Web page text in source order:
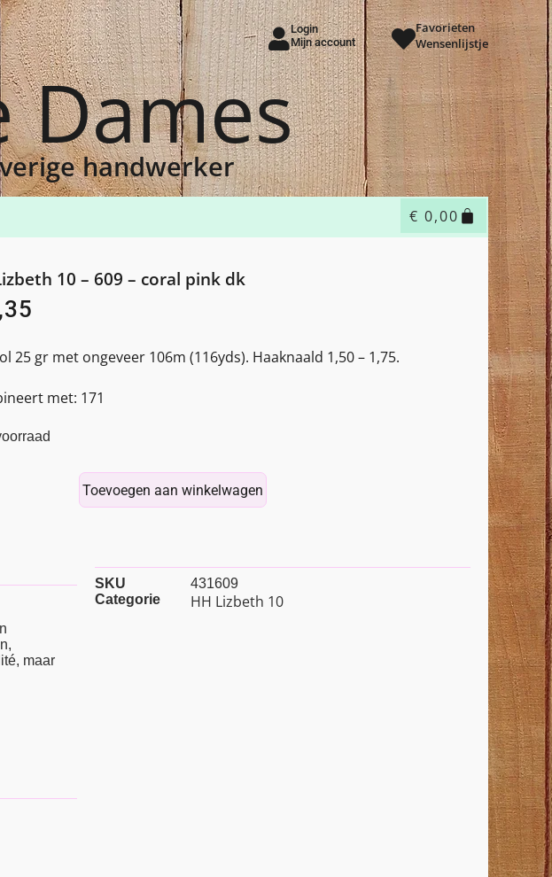
Login
Mijn account
Favorieten
Wensenlijstje
Dames
handwerker
€ 0,00
10 – 609 – coral pink dk
25 gr met ongeveer 106m (116yds). Haaknaald 1,50 – 1,75.
met: 171
Toevoegen aan winkelwagen
maar
SKU
431609
Categorie
HH Lizbeth 10